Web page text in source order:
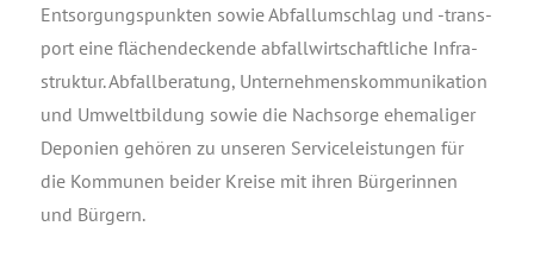
Ent­sor­gungs­punk­ten sowie Abfall­um­schlag und ‑trans­
port eine flä­chen­de­cken­de abfall­wirt­schaft­li­che Infra­
struk­tur. Abfall­be­ra­tung, Unter­neh­mens­kom­mu­ni­ka­ti­on
und Umwelt­bil­dung sowie die Nach­sor­ge ehe­ma­li­ger
Depo­nien gehö­ren zu unse­ren Ser­vice­leis­tun­gen für
die Kom­mu­nen bei­der Krei­se mit ihren Bür­ge­rin­nen
und Bürgern.